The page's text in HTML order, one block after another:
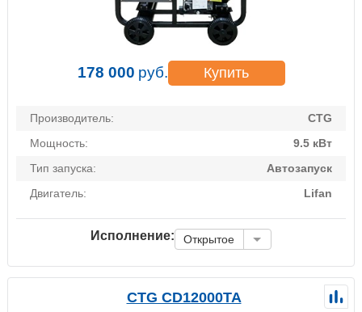
178 000 руб. Купить
Производитель:
CTG
Мощность:
9.5 кВт
Тип запуска:
Автозапуск
Двигатель:
Lifan
Исполнение: Открытое
CTG CD12000TA